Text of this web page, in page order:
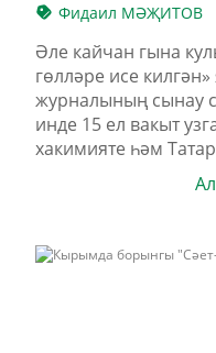
Фидаил МӘҖИТОВ
Әле кайчан гына
гөлләре исе
журналының сынау
инде 15 ел вакыт
хакимияте һәм